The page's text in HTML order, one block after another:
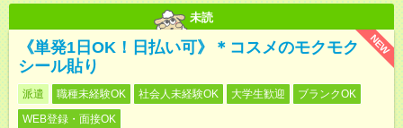
未読
NEW
《単発1日OK！日払い可》＊コスメのモクモク
シール貼り
派遣 職種未経験OK 社会人未経験OK 大学生歓迎
ブランクOK
WEB登録・面接OK